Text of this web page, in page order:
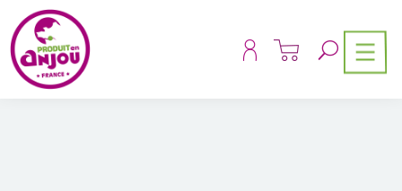
Panneau de gestion des cookies